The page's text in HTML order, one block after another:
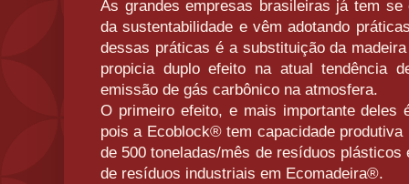
As grandes empresas brasileiras já tem se
da sustentabilidade e vêm adotando
dessas práticas é a substituição da
propicia duplo efeito na atual tendência
emissão de gás carbônico na atmosfera.
O primeiro efeito, e mais importante deles
pois a Ecoblock® tem capacidade
de 500 toneladas/mês de resíduos
de resíduos industriais em Ecomadeira®.